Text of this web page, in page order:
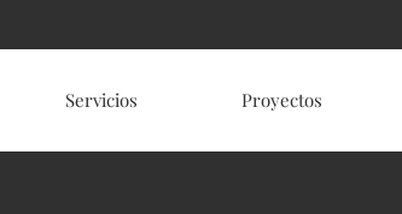
Servicios Proyectos